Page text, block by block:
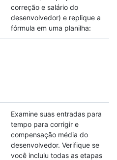
correção e salário do
desenvolvedor) e replique a
fórmula em uma planilha:
Examine suas entradas para
tempo para corrigir e
compensação média do
desenvolvedor. Verifique se
você incluiu todas as etapas